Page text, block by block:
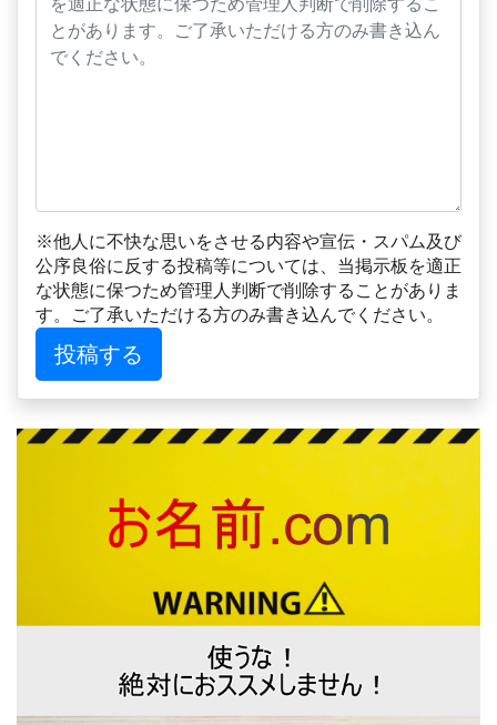
※他人に不快な思いをさせる内容や宣伝・スパム及び
公序良俗に反する投稿等については、当掲示板を適正
な状態に保つため管理人判断で削除することがありま
す。ご了承いただける方のみ書き込んでください。
投稿する